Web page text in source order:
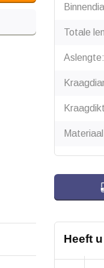
Totale
Aslengte:
Heeft